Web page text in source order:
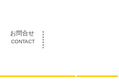
CONTACT
お問合せ